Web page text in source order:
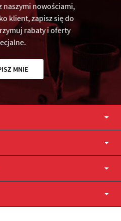
naszymi nowościami,
klient, zapisz się do
rabaty i oferty
MNIE